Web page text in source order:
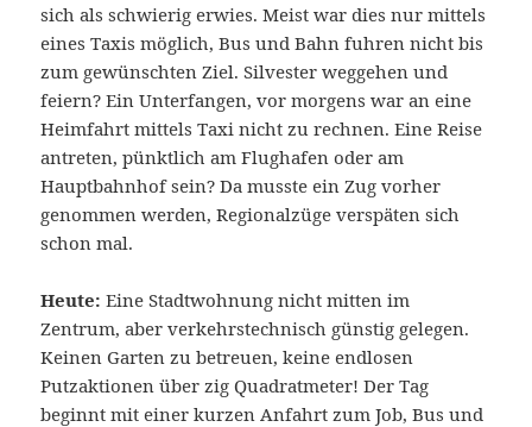
sich als schwierig erwies. Meist war dies nur mittels
eines Taxis möglich, Bus und Bahn fuhren nicht bis
zum gewünschten Ziel. Silvester weggehen und
feiern? Ein Unterfangen, vor morgens war an eine
Heimfahrt mittels Taxi nicht zu rechnen. Eine Reise
antreten, pünktlich am Flughafen oder am
Hauptbahnhof sein? Da musste ein Zug vorher
genommen werden, Regionalzüge verspäten sich
schon mal.
Heute: Eine Stadtwohnung nicht mitten im
Zentrum, aber verkehrstechnisch günstig gelegen.
Keinen Garten zu betreuen, keine endlosen
Putzaktionen über zig Quadratmeter! Der Tag
beginnt mit einer kurzen Anfahrt zum Job, Bus und